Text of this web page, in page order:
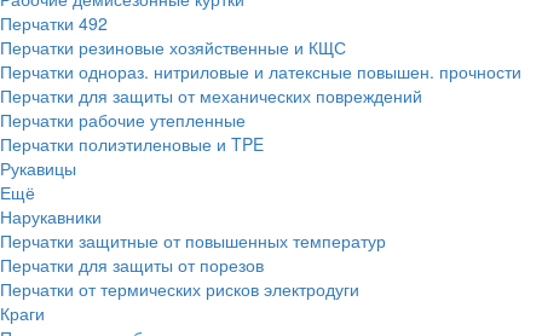
Перчатки 492
Перчатки резиновые хозяйственные и КЩС
Перчатки однораз. нитриловые и латексные повышен. прочности
Перчатки для защиты от механических повреждений
Перчатки рабочие утепленные
Перчатки полиэтиленовые и TPE
Рукавицы
Ещё
Нарукавники
Перчатки защитные от повышенных температур
Перчатки для защиты от порезов
Перчатки от термических рисков электродуги
Краги